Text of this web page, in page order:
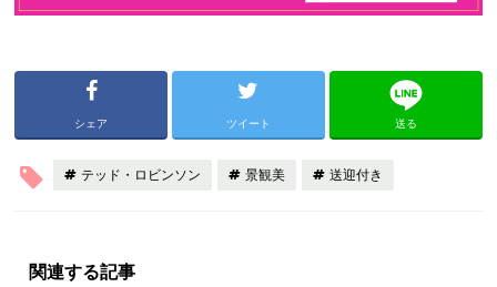
シェア ツイート 送る
テッド・ロビンソン 景観美 送迎付き
関連する記事